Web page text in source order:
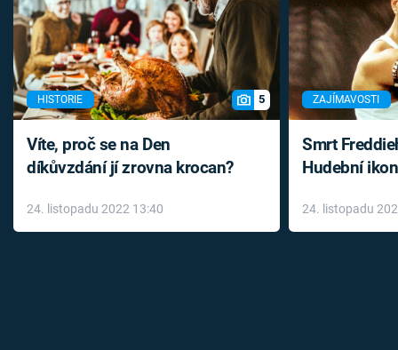
HISTORIE 5
Víte, proč se na Den
díkůvzdání jí zrovna krocan?
24. listopadu 2022 13:40
ZAJÍMAVOSTI
Smrt
Hudební
léky
24. listopadu